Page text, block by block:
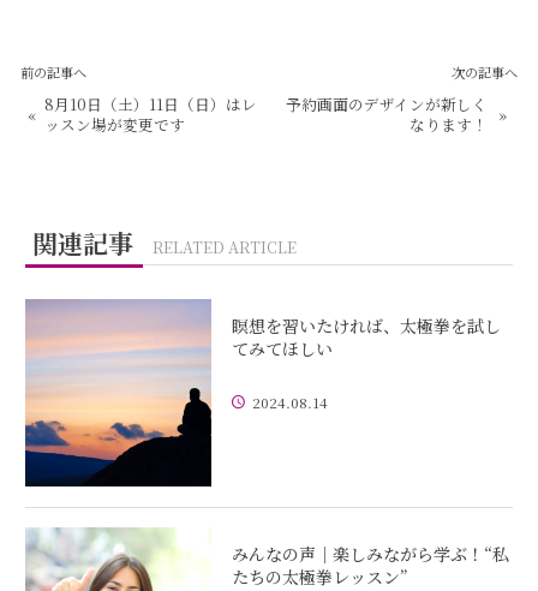
前の記事へ
« 8月10日（土）11日（日）はレ
ッスン場が変更です
次の記事へ
予約画面のデザインが新しく
なります！
»
関連記事 RELATED ARTICLE
瞑想を習いたければ、太極拳を試し
てみてほしい
2024.08.14
みんなの声｜楽しみながら学ぶ！“私
たちの太極拳レッスン”